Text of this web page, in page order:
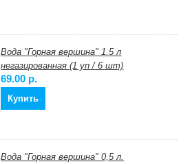
Вода "Горная вершина" 1.5 л
негазированная (1 уп / 6 шт)
69.00 p.
Купить
Вода "Горная вершина" 0,5 л.